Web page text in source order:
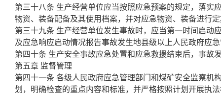
第三十八条 生产经营单位应当按照应急预案的规定，落实
物资、装备配备及其使用档案，并对应急物资、装备进行
第三十九条 生产经营单位发生事故时，应当第一时间启动
及应急响应启动情况报告事故发生地县级以上人民政府应
第四十条 生产安全事故应急处置和应急救援结束后，事故
第五章 监督管理
第四十一条 各级人民政府应急管理部门和煤矿安全监察机
划，明确检查的重点内容和标准，并严格按照计划开展执